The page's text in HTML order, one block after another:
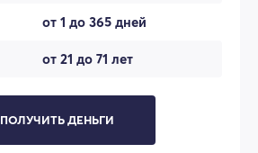
от 1 до 365 дней
от 21 до 71 лет
ПОЛУЧИТЬ ДЕНЬГИ